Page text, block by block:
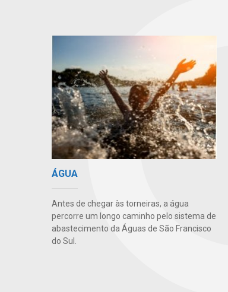
ÁGUA
Antes de chegar às torneiras, a água
percorre um longo caminho pelo sistema de
abastecimento da Águas de São Francisco
do Sul.